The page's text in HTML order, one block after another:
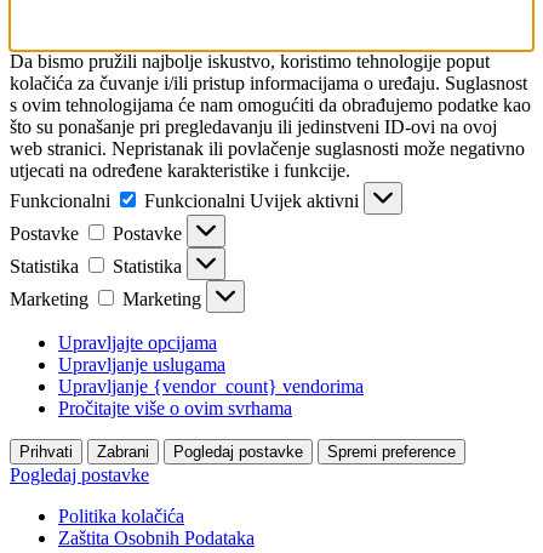
Da bismo pružili najbolje iskustvo, koristimo tehnologije poput
kolačića za čuvanje i/ili pristup informacijama o uređaju. Suglasnost
s ovim tehnologijama će nam omogućiti da obrađujemo podatke kao
što su ponašanje pri pregledavanju ili jedinstveni ID-ovi na ovoj
web stranici. Nepristanak ili povlačenje suglasnosti može negativno
utjecati na određene karakteristike i funkcije.
Funkcionalni
Funkcionalni Uvijek aktivni
Postavke
Postavke
Statistika
Statistika
Marketing
Marketing
Upravljajte opcijama
Upravljanje uslugama
Upravljanje {vendor_count} vendorima
Pročitajte više o ovim svrhama
Prihvati Zabrani Pogledaj postavke Spremi preference
Pogledaj postavke
Politika kolačića
Zaštita Osobnih Podataka